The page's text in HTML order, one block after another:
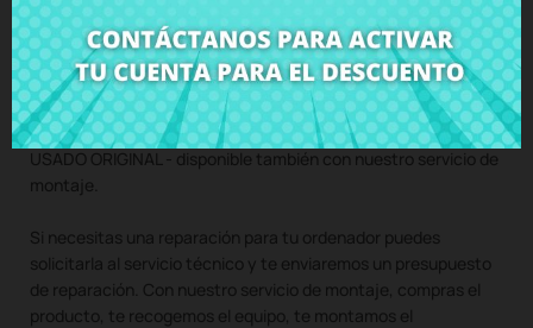
CompraBisagra izquierda Lenovo G50-30 G50-45 G50-70
G50-80 Z50-70al mejor precio en CRParts - PRODUCTO
USADO ORIGINAL - disponible también con nuestro servicio de
montaje.
Si necesitas una reparación para tu ordenador puedes
solicitarla al servicio técnico y te enviaremos un presupuesto
de reparación. Con nuestro servicio de montaje, compras el
producto, te recogemos el equipo, te montamos el